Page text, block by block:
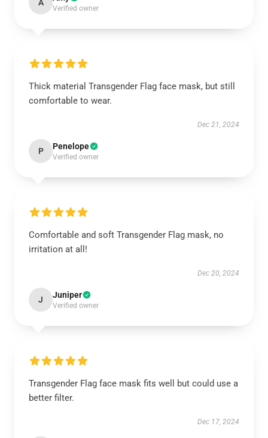
A
Verified owner
Thick material Transgender Flag face mask, but still
comfortable to wear.
Dec 21, 2024
P Penelope
Verified owner
Comfortable and soft Transgender Flag mask, no
irritation at all!
Dec 20, 2024
J Juniper
Verified owner
Transgender Flag face mask fits well but could use a
better filter.
Dec 17, 2024